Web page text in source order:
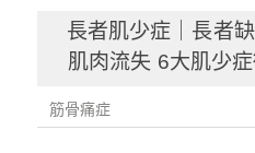
長者肌少症｜長者
肌肉流失 6大肌少
筋骨痛症